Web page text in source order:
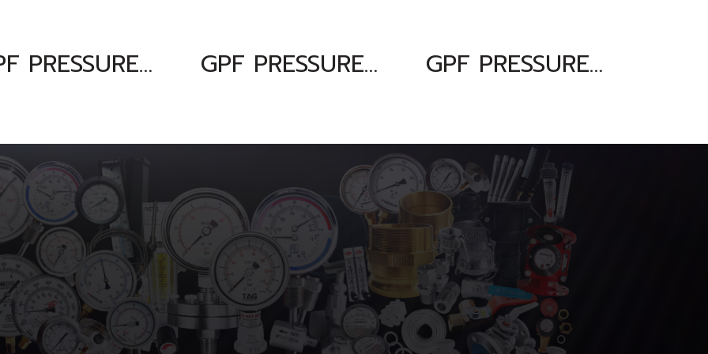
GPF PRESSURE GAUGE เกจวัดแรงดัน 0-400 bar & 0-5800 psi & 0-40000 kpa ขนาดหน้าปัทม์ 4" ตัวเรือนสแตนเลส เกลียวทองเหลืองออกล่าง 1/2"NPT GPF PRESSURE GAUGE เกจวัดแรงดัน 0-100 bar & 0-1400 psi & 0-10000 kpa ขนาดหน้าปัทม์ 4" ตัวเรือนสแตนเลส เกลียวทองเหลืองออกล่าง 1/2"NPT GPF PRESSURE GAUGE เกจวัดแรงดัน 0-160 bar & 0-2300 psi & 0-16000 kpa ขนาดหน้าปัทม์ 4" ตัวเรือนสแตนเลส เกลียวทองเหลืองออกล่าง 1/2"NPT